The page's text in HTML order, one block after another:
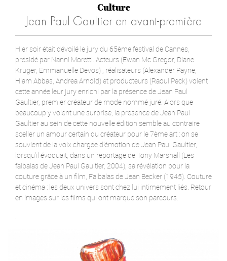
Culture
Jean Paul Gaultier en avant-première
Hier soir était dévoilé le jury du 65ème festival de Cannes,
présidé par Nanni Moretti. Acteurs (Ewan Mc Gregor, Diane
Kruger, Emmanuelle Devos) , réalisateurs (Alexander Payne,
Hiam Abbas, Andrea Arnold) et producteurs (Raoul Peck) voient
cette année leur jury enrichi par la présence de Jean Paul
Gaultier, premier créateur de mode nommé juré. Alors que
beaucoup y voient une surprise, la présence de Jean Paul
Gaultier au sein de cette nouvelle édition semble au contraire
sceller un amour certain du créateur pour le 7ème art : on se
souvient de la voix chargée d’émotion de Jean Paul Gaultier,
lorsqu’il évoquait, dans un reportage de Tony Marshall (Les
falbalas de Jean Paul Gaultier, 2004), sa révélation pour la
couture grâce à un film, Falbalas de Jean Becker (1945). Couture
et cinéma : les deux univers sont chez lui intimement liés. Retour
en images sur les films qui ont marqué son parcours.